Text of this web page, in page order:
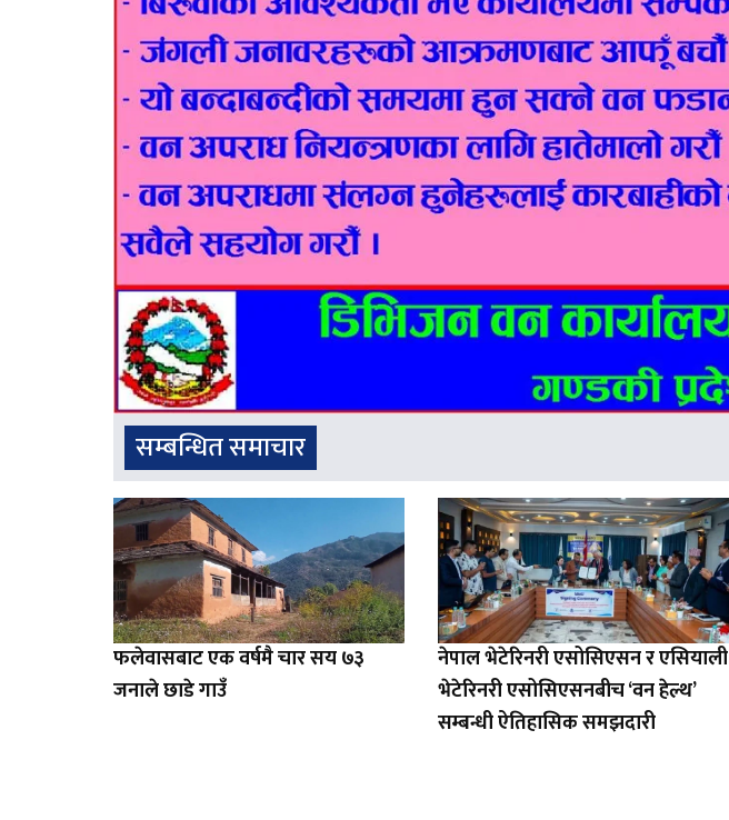
सम्बन्धित समाचार
फलेवासबाट एक वर्षमै चार सय ७३
जनाले छाडे गाउँ
नेपाल भेटेरिनरी एसोसिएसन र एसियाली
भेटेरिनरी एसोसिएसनबीच ‘वन हेल्थ’
सम्बन्धी ऐतिहासिक समझदारी